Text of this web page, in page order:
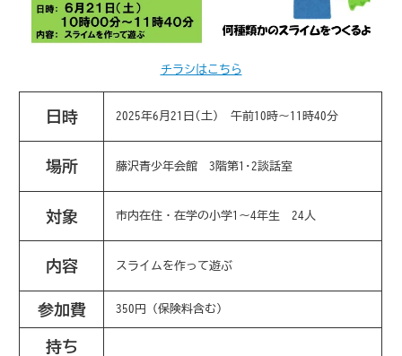
チラシはこちら
日時 2025年6月21日(土) 午前10時～11時40分
場所 藤沢青少年会館 3階第1･2談話室
対象 市内在住・在学の小学1～4年生 24人
内容 スライムを作って遊ぶ
参加費 350円（保険料含む)
持ち